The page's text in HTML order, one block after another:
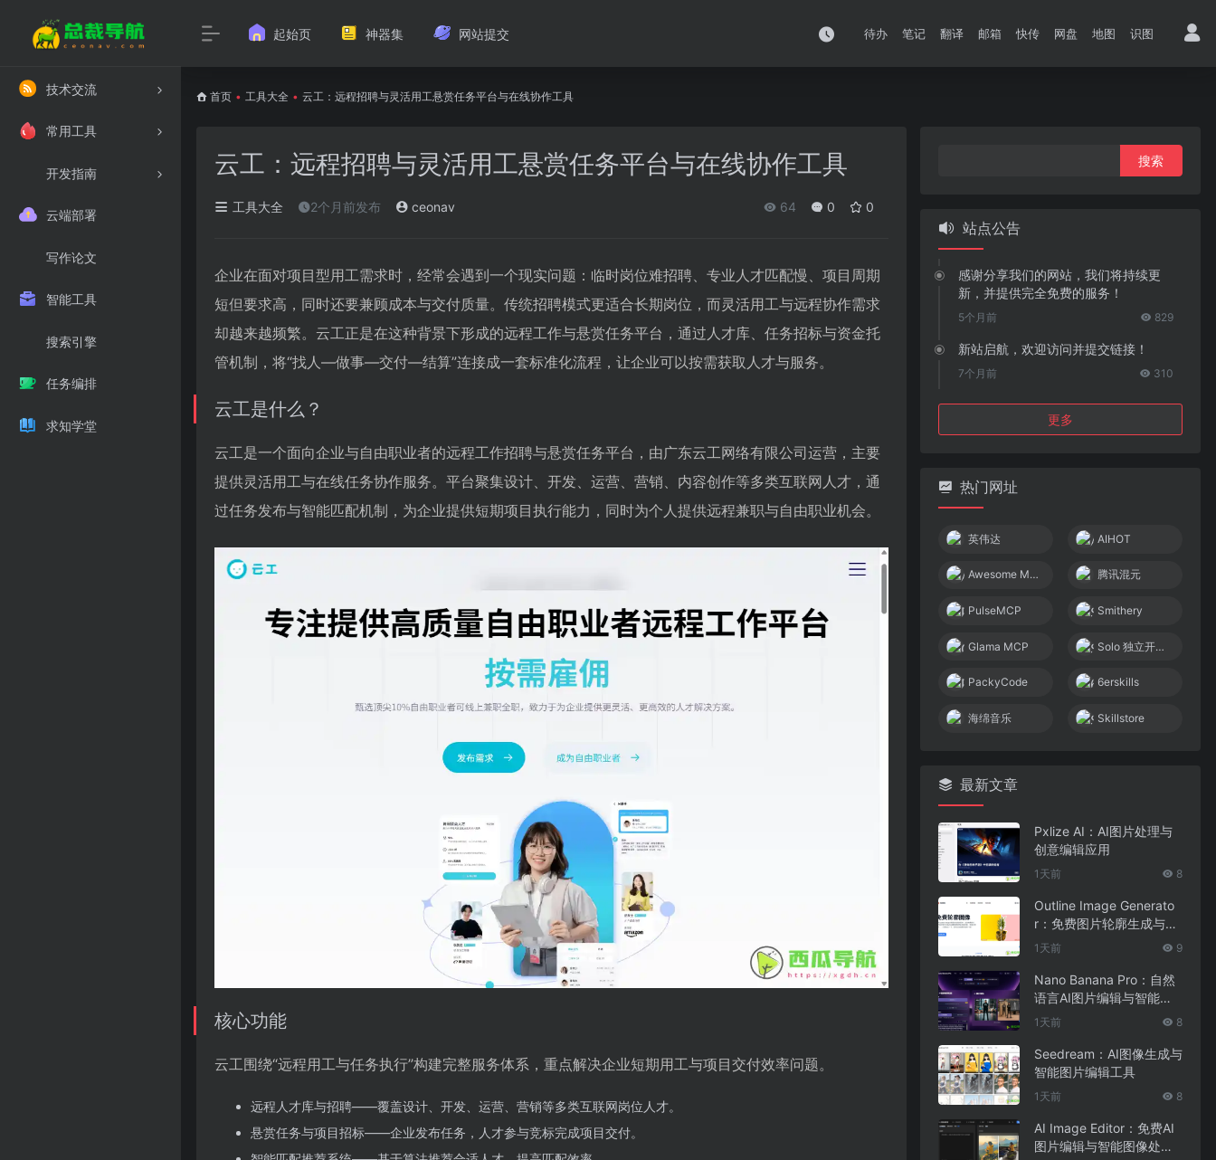
技术交流
常用工具
开发指南
云端部署
写作论文
智能工具
搜索引擎
任务编排
求知学堂
起始页 神器集 网站提交 待办 笔记 翻译 邮箱 快传 网盘 地图 识图
首页 • 工具大全 • 云工：远程招聘与灵活用工悬赏任务平台与在线协作工具
云工：远程招聘与灵活用工悬赏任务平台与在线协作工具
工具大全 2个月前发布 ceonav 64 0 0
企业在面对项目型用工需求时，经常会遇到一个现实问题：临时岗位难招聘、专业人才匹配慢、项目周期
短但要求高，同时还要兼顾成本与交付质量。传统招聘模式更适合长期岗位，而灵活用工与远程协作需求
却越来越频繁。云工正是在这种背景下形成的远程工作与悬赏任务平台，通过人才库、任务招标与资金托
管机制，将“找人—做事—交付—结算”连接成一套标准化流程，让企业可以按需获取人才与服务。
云工是什么？
云工是一个面向企业与自由职业者的远程工作招聘与悬赏任务平台，由广东云工网络有限公司运营，主要
提供灵活用工与在线任务协作服务。平台聚集设计、开发、运营、营销、内容创作等多类互联网人才，通
过任务发布与智能匹配机制，为企业提供短期项目执行能力，同时为个人提供远程兼职与自由职业机会。
核心功能
云工围绕“远程用工与任务执行”构建完整服务体系，重点解决企业短期用工与项目交付效率问题。
远程人才库与招聘——覆盖设计、开发、运营、营销等多类互联网岗位人才。
悬赏任务与项目招标——企业发布任务，人才参与竞标完成项目交付。
站点公告
感谢分享我们的网站，我们将持续更
新，并提供完全免费的服务！
5个月前 829
新站启航，欢迎访问并提交链接！
7个月前 310
更多
热门网址
英伟达 AIHOT
Awesome MCP Servers 腾讯混元
PulseMCP Smithery
Glama MCP Solo 独立开发者社区
PackyCode 6erskills
海绵音乐 Skillstore
最新文章
Pxlize AI：AI图片处理与
创意编辑应用
1天前 8
Outline Image Generato
r：免费图片轮廓生成与在
线图像编辑工具
1天前 9
Nano Banana Pro：自然
语言AI图片编辑与智能图
像处理工具
1天前 8
Seedream：AI图像生成与
智能图片编辑工具
1天前 8
AI Image Editor：免费AI
图片编辑与智能图像处理